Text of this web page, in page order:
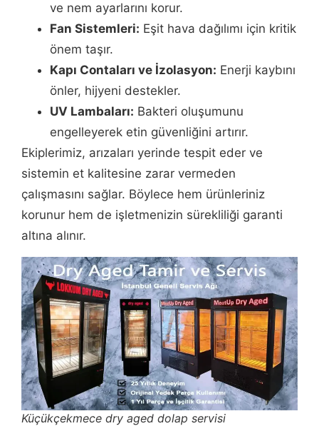
ve nem ayarlarını korur.
Fan Sistemleri: Eşit hava dağılımı için kritik
önem taşır.
Kapı Contaları ve İzolasyon: Enerji kaybını
önler, hijyeni destekler.
UV Lambaları: Bakteri oluşumunu
engelleyerek etin güvenliğini artırır.
Ekiplerimiz, arızaları yerinde tespit eder ve
sistemin et kalitesine zarar vermeden
çalışmasını sağlar. Böylece hem ürünleriniz
korunur hem de işletmenizin sürekliliği garanti
altına alınır.
Küçükçekmece dry aged dolap servisi